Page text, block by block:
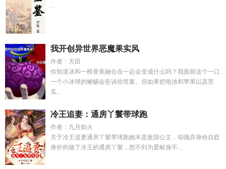
...
我开创异世界恶魔果实风
作者：天田
你知道冰和一根香蕉融合在一起会变成什么吗？我面前这个一口
一个小冰球的蜥蜴会告诉你答案。但如果把电池和苹果以及苦
瓜...
冷王追妻：通房丫鬟带球跑
作者：九月焰火
关于冷王追妻通房丫鬟带球跑她本是敌国公主，却抛弃身份自贬
身价的做了冷王的通房丫鬟，想不到为爱献身不...